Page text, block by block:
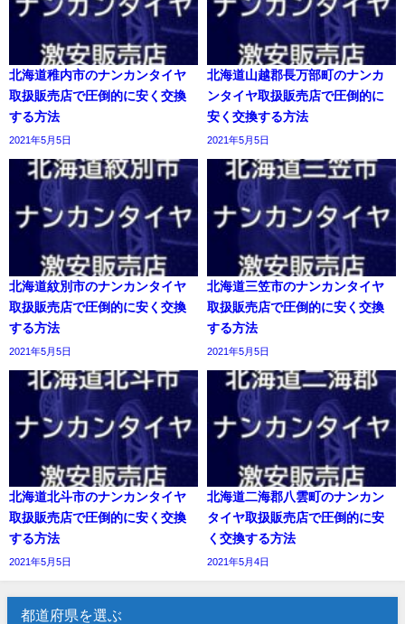
北海道稚内市のナンカンタイヤ
取扱販売店で圧倒的に安く交換
する方法
2021年5月5日
北海道山越郡長万部町のナンカ
ンタイヤ取扱販売店で圧倒的に
安く交換する方法
2021年5月5日
北海道紋別市のナンカンタイヤ
取扱販売店で圧倒的に安く交換
する方法
2021年5月5日
北海道三笠市のナンカンタイヤ
取扱販売店で圧倒的に安く交換
する方法
2021年5月5日
北海道北斗市のナンカンタイヤ
取扱販売店で圧倒的に安く交換
する方法
2021年5月5日
北海道二海郡八雲町のナンカン
タイヤ取扱販売店で圧倒的に安
く交換する方法
2021年5月4日
都道府県を選ぶ